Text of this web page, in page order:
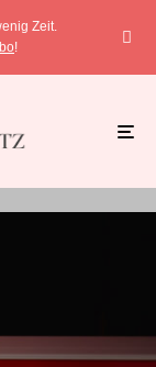
Zeit.
!